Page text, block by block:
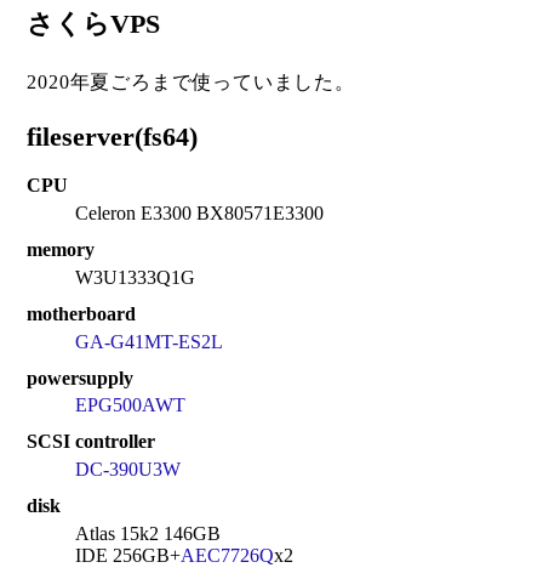
さくらVPS
2020年夏ごろまで使っていました。
fileserver(fs64)
CPU
Celeron E3300 BX80571E3300
memory
W3U1333Q1G
motherboard
GA-G41MT-ES2L
powersupply
EPG500AWT
SCSI controller
DC-390U3W
disk
Atlas 15k2 146GB
IDE 256GB+AEC7726Qx2